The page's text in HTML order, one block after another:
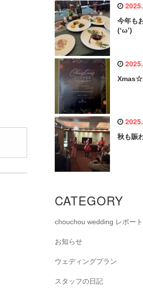
今年も
(‘ω’)
秋も賑
CATEGORY
chouchou wedding レポート
お知らせ
ウェディングプラン
スタッフの日記